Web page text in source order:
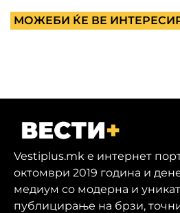
МОЖЕБИ ЌЕ ВЕ
Vestiplus.mk е интернет
октомври 2019 година и
медиум со модерна и
публицирање на брзи,